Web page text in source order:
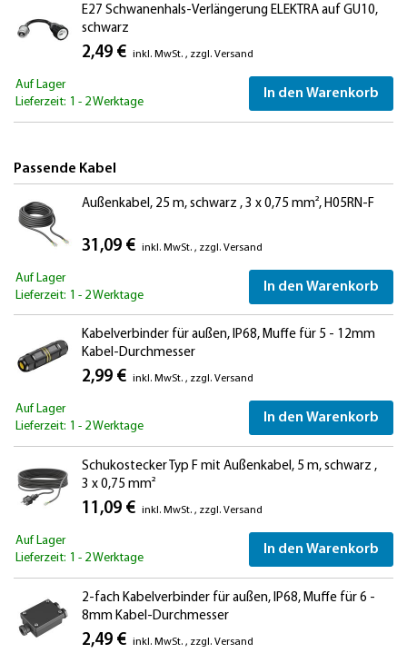
E27 Schwanenhals-Verlängerung ELEKTRA auf GU10,
schwarz
2,49 € inkl. MwSt. , zzgl. Versand
Auf Lager
Lieferzeit: 1 - 2 Werktage
In den Warenkorb
Passende Kabel
Außenkabel, 25 m, schwarz , 3 x 0,75 mm², H05RN-F
31,09 € inkl. MwSt. , zzgl. Versand
Auf Lager
Lieferzeit: 1 - 2 Werktage
In den Warenkorb
Kabelverbinder für außen, IP68, Muffe für 5 - 12mm
Kabel-Durchmesser
2,99 € inkl. MwSt. , zzgl. Versand
Auf Lager
Lieferzeit: 1 - 2 Werktage
In den Warenkorb
Schukostecker Typ F mit Außenkabel, 5 m, schwarz ,
3 x 0,75 mm²
11,09 € inkl. MwSt. , zzgl. Versand
Auf Lager
Lieferzeit: 1 - 2 Werktage
In den Warenkorb
2-fach Kabelverbinder für außen, IP68, Muffe für 6 -
8mm Kabel-Durchmesser
2,49 € inkl. MwSt. , zzgl. Versand